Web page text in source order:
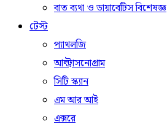
বাত ব্যথা ও ডায়াবেটিস বিশেষজ্ঞ
টেস্ট
প্যাথলজি
আল্ট্রাসনোগ্রাম
সিটি স্ক্যান
এম আর আই
এক্সরে